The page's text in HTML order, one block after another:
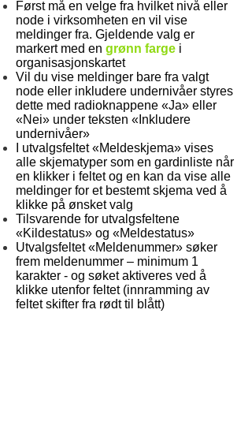
Først må en velge fra hvilket nivå eller
node i virksomheten en vil vise
meldinger fra. Gjeldende valg er
markert med en grønn farge i
organisasjonskartet
Vil du vise meldinger bare fra valgt
node eller inkludere undernivåer styres
dette med radioknappene «Ja» eller
«Nei» under teksten «Inkludere
undernivåer»
I utvalgsfeltet «Meldeskjema» vises
alle skjematyper som en gardinliste når
en klikker i feltet og en kan da vise alle
meldinger for et bestemt skjema ved å
klikke på ønsket valg
Tilsvarende for utvalgsfeltene
«Kildestatus» og «Meldestatus»
Utvalgsfeltet «Meldenummer» søker
frem meldenummer – minimum 1
karakter - og søket aktiveres ved å
klikke utenfor feltet (innramming av
feltet skifter fra rødt til blått)